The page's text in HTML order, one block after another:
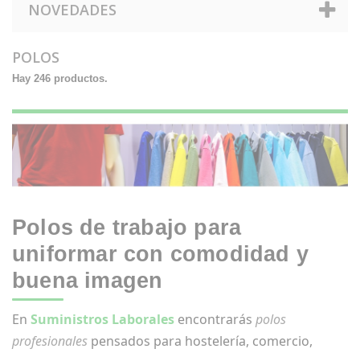
NOVEDADES
POLOS
Hay 246 productos.
Polos de trabajo para
uniformar con comodidad y
buena imagen
En Suministros Laborales encontrarás polos
profesionales pensados para hostelería, comercio,